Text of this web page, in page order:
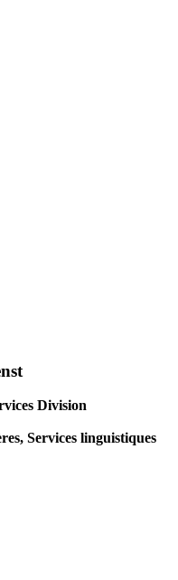
Division
Services linguistiques